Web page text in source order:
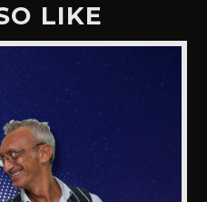
LIKE